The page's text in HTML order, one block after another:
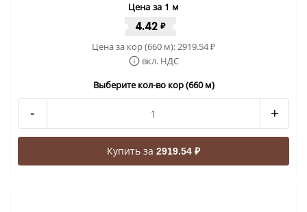
Цена за 1 м
4.42 ₽
Цена за кор (660 м):2919.54₽
вкл. НДС
Выберите кол-во кор (660 м)
- +
Купить за 2919.54 ₽